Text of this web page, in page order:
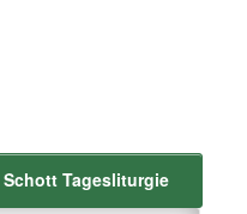
Schott Tagesliturgie